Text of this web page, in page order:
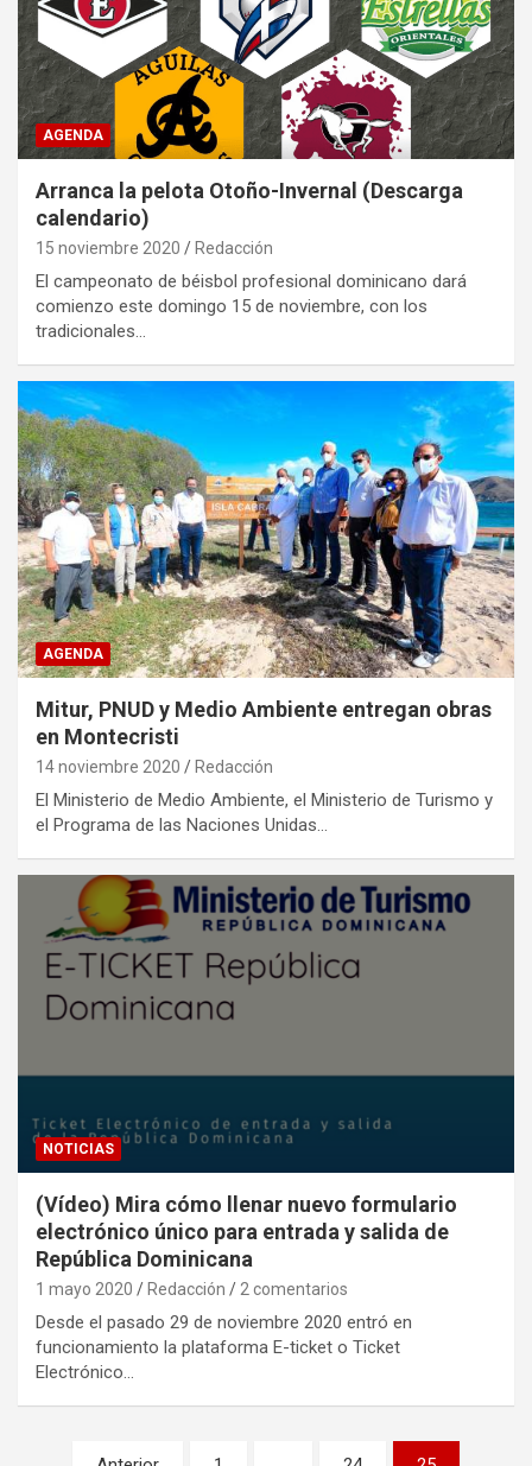
AGENDA
Arranca la pelota Otoño-Invernal (Descarga
calendario)
15 noviembre 2020 Redacción
El campeonato de béisbol profesional dominicano dará
comienzo este domingo 15 de noviembre, con los
tradicionales…
AGENDA
Mitur, PNUD y Medio Ambiente entregan obras
en Montecristi
14 noviembre 2020 Redacción
El Ministerio de Medio Ambiente, el Ministerio de Turismo y
el Programa de las Naciones Unidas…
NOTICIAS
(Vídeo) Mira cómo llenar nuevo formulario
electrónico único para entrada y salida de
República Dominicana
1 mayo 2020 Redacción 2 comentarios
Desde el pasado 29 de noviembre 2020 entró en
funcionamiento la plataforma E-ticket o Ticket
Electrónico…
Paginación